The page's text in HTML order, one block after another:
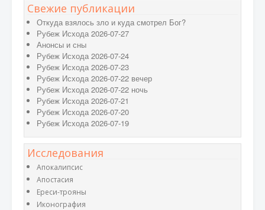
Свежие публикации
Откуда взялось зло и куда смотрел Бог?
Рубеж Исхода 2026-07-27
Анонсы и сны
Рубеж Исхода 2026-07-24
Рубеж Исхода 2026-07-23
Рубеж Исхода 2026-07-22 вечер
Рубеж Исхода 2026-07-22 ночь
Рубеж Исхода 2026-07-21
Рубеж Исхода 2026-07-20
Рубеж Исхода 2026-07-19
Исследования
Апокалипсис
Апостасия
Ереси-трояны
Иконография